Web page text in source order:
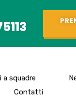
a squadre
Contatti